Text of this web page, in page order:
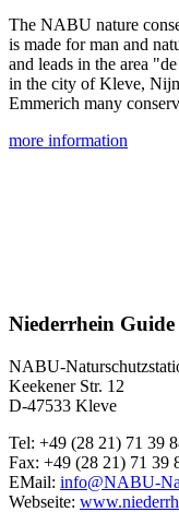
The NABU nature
is made for man and
and leads in the area
in the city of Kleve,
Emmerich many
more information
Niederrhein
NABU-
Keekener Str. 12
D-47533 Kleve
Tel: +49 (28 21) 71 39
Fax: +49 (28 21) 71 39
EMail: info@NABU-
Webseite: